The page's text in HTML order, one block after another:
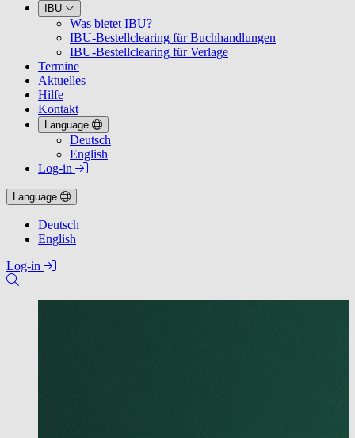
IBU
Was bietet IBU?
IBU-Bestellclearing für Buchhandlungen
IBU-Bestellclearing für Verlage
Termine
Aktuelles
Hilfe
Kontakt
Language
Deutsch
English
Log-in
Language
Deutsch
English
Log-in